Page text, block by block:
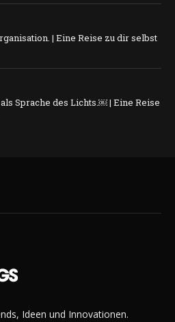
| Eine Reise zu dir selbst
Sprache des Lichts.￼ | Eine Reise
Ideen und Innovationen.